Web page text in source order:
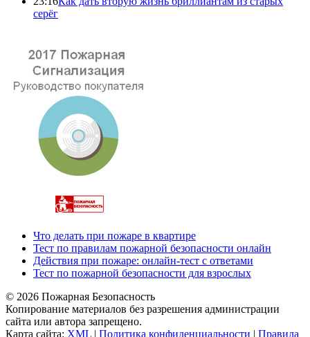
серёг
Что делать при пожаре в квартире
Тест по правилам пожарной безопасности онлайн
Действия при пожаре: онлайн-тест с ответами
Тест по пожарной безопасности для взрослых
© 2026 Пожарная Безопасность
Копирование материалов без разрешения администрации
сайта или автора запрещено.
Карта сайта: XML | Политика конфиденциальности | Правила